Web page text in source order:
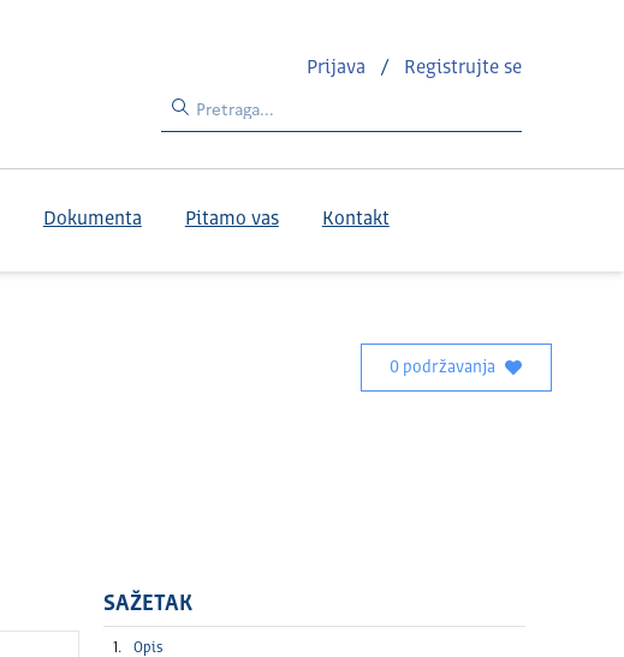
Prijava / Registrujte se
Dokumenta Pitamo vas Kontakt
0 podržavanja
SAŽETAK
Opis